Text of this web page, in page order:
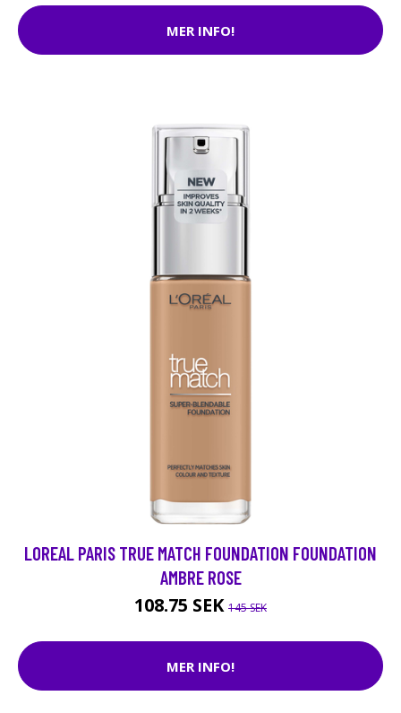
MER INFO!
LOREAL PARIS TRUE MATCH FOUNDATION FOUNDATION
AMBRE ROSE
108.75 SEK 145 SEK
MER INFO!